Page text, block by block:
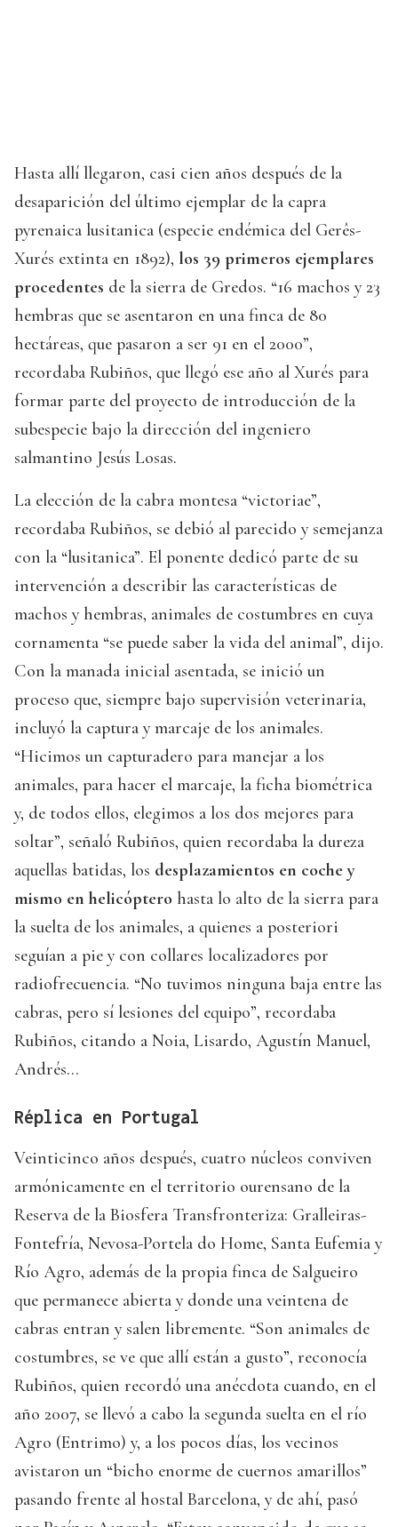
Hasta allí llegaron, casi cien años después de la
desaparición del último ejemplar de la capra
pyrenaica lusitanica (especie endémica del Gerês-
Xurés extinta en 1892), los 39 primeros ejemplares
procedentes de la sierra de Gredos. “16 machos y 23
hembras que se asentaron en una finca de 80
hectáreas, que pasaron a ser 91 en el 2000”,
recordaba Rubiños, que llegó ese año al Xurés para
formar parte del proyecto de introducción de la
subespecie bajo la dirección del ingeniero
salmantino Jesús Losas.
La elección de la cabra montesa “victoriae”,
recordaba Rubiños, se debió al parecido y semejanza
con la “lusitanica”. El ponente dedicó parte de su
intervención a describir las características de
machos y hembras, animales de costumbres en cuya
cornamenta “se puede saber la vida del animal”, dijo.
Con la manada inicial asentada, se inició un
proceso que, siempre bajo supervisión veterinaria,
incluyó la captura y marcaje de los animales.
“Hicimos un capturadero para manejar a los
animales, para hacer el marcaje, la ficha biométrica
y, de todos ellos, elegimos a los dos mejores para
soltar”, señaló Rubiños, quien recordaba la dureza
aquellas batidas, los desplazamientos en coche y
mismo en helicóptero hasta lo alto de la sierra para
la suelta de los animales, a quienes a posteriori
seguían a pie y con collares localizadores por
radiofrecuencia. “No tuvimos ninguna baja entre las
cabras, pero sí lesiones del equipo”, recordaba
Rubiños, citando a Noia, Lisardo, Agustín Manuel,
Andrés…
Réplica en Portugal
Veinticinco años después, cuatro núcleos conviven
armónicamente en el territorio ourensano de la
Reserva de la Biosfera Transfronteriza: Gralleiras-
Fontefría, Nevosa-Portela do Home, Santa Eufemia y
Río Agro, además de la propia finca de Salgueiro
que permanece abierta y donde una veintena de
cabras entran y salen libremente. “Son animales de
costumbres, se ve que allí están a gusto”, reconocía
Rubiños, quien recordó una anécdota cuando, en el
año 2007, se llevó a cabo la segunda suelta en el río
Agro (Entrimo) y, a los pocos días, los vecinos
avistaron un “bicho enorme de cuernos amarillos”
pasando frente al hostal Barcelona, y de ahí, pasó